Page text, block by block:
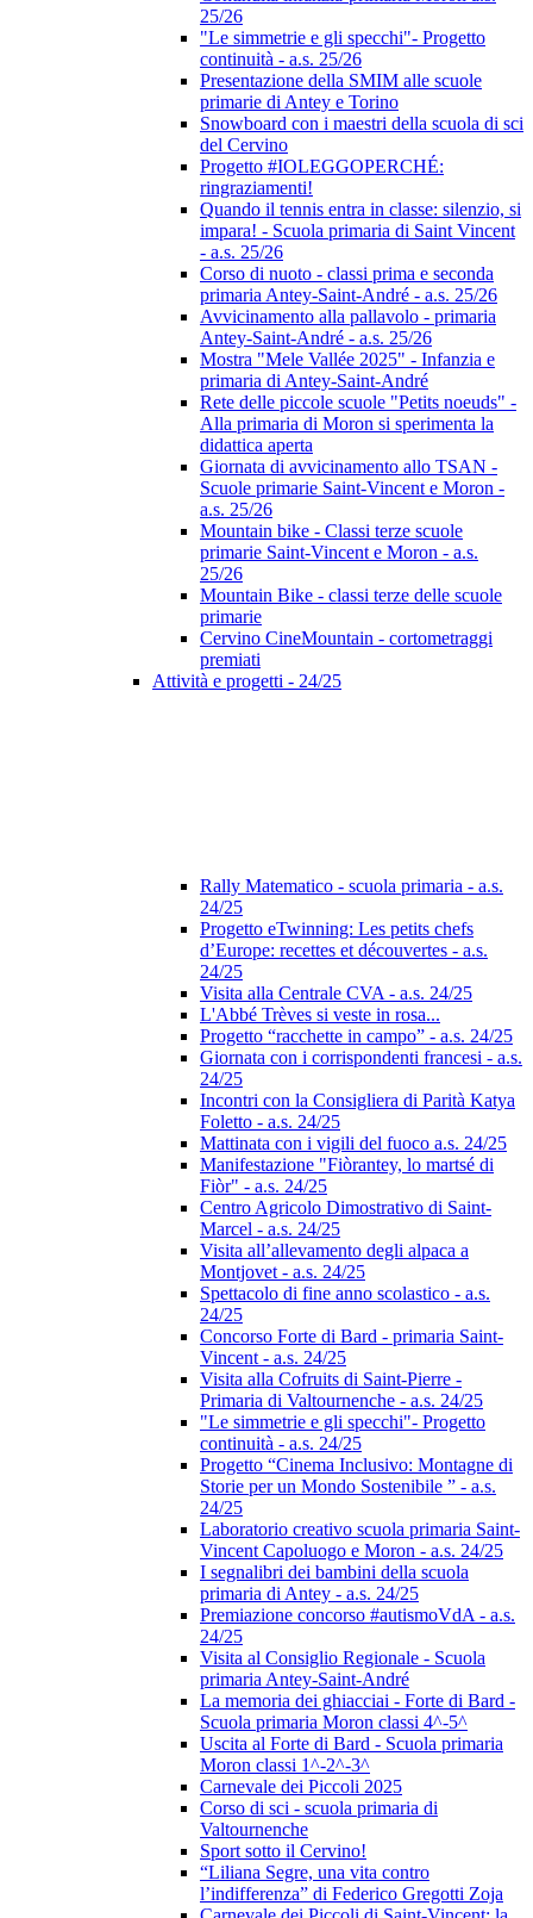
25/26
"Le simmetrie e gli specchi"- Progetto
continuità - a.s. 25/26
Presentazione della SMIM alle scuole
primarie di Antey e Torino
Snowboard con i maestri della scuola di sci
del Cervino
Progetto #IOLEGGOPERCHÉ:
ringraziamenti!
Quando il tennis entra in classe: silenzio, si
impara! - Scuola primaria di Saint Vincent
- a.s. 25/26
Corso di nuoto - classi prima e seconda
primaria Antey-Saint-André - a.s. 25/26
Avvicinamento alla pallavolo - primaria
Antey-Saint-André - a.s. 25/26
Mostra "Mele Vallée 2025" - Infanzia e
primaria di Antey-Saint-André
Rete delle piccole scuole "Petits noeuds" -
Alla primaria di Moron si sperimenta la
didattica aperta
Giornata di avvicinamento allo TSAN -
Scuole primarie Saint-Vincent e Moron -
a.s. 25/26
Mountain bike - Classi terze scuole
primarie Saint-Vincent e Moron - a.s.
25/26
Mountain Bike - classi terze delle scuole
primarie
Cervino CineMountain - cortometraggi
premiati
Attività e progetti - 24/25
Rally Matematico - scuola primaria - a.s.
24/25
Progetto eTwinning: Les petits chefs
d’Europe: recettes et découvertes - a.s.
24/25
Visita alla Centrale CVA - a.s. 24/25
L'Abbé Trèves si veste in rosa...
Progetto “racchette in campo” - a.s. 24/25
Giornata con i corrispondenti francesi - a.s.
24/25
Incontri con la Consigliera di Parità Katya
Foletto - a.s. 24/25
Mattinata con i vigili del fuoco a.s. 24/25
Manifestazione "Fiòrantey, lo martsé di
Fiòr" - a.s. 24/25
Centro Agricolo Dimostrativo di Saint-
Marcel - a.s. 24/25
Visita all’allevamento degli alpaca a
Montjovet - a.s. 24/25
Spettacolo di fine anno scolastico - a.s.
24/25
Concorso Forte di Bard - primaria Saint-
Vincent - a.s. 24/25
Visita alla Cofruits di Saint-Pierre -
Primaria di Valtournenche - a.s. 24/25
"Le simmetrie e gli specchi"- Progetto
continuità - a.s. 24/25
Progetto “Cinema Inclusivo: Montagne di
Storie per un Mondo Sostenibile ” - a.s.
24/25
Laboratorio creativo scuola primaria Saint-
Vincent Capoluogo e Moron - a.s. 24/25
I segnalibri dei bambini della scuola
primaria di Antey - a.s. 24/25
Premiazione concorso #autismoVdA - a.s.
24/25
Visita al Consiglio Regionale - Scuola
primaria Antey-Saint-André
La memoria dei ghiacciai - Forte di Bard -
Scuola primaria Moron classi 4^-5^
Uscita al Forte di Bard - Scuola primaria
Moron classi 1^-2^-3^
Carnevale dei Piccoli 2025
Corso di sci - scuola primaria di
Valtournenche
Sport sotto il Cervino!
“Liliana Segre, una vita contro
l’indifferenza” di Federico Gregotti Zoja